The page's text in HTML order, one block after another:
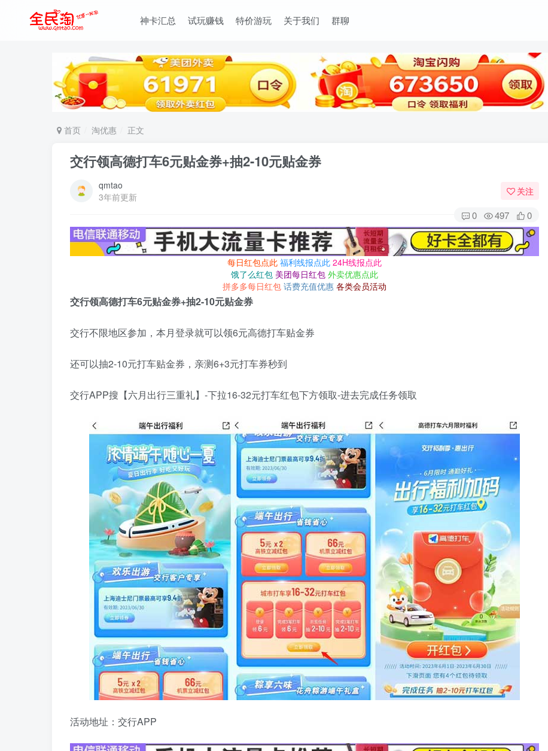
神卡汇总 试玩赚钱 特价游玩 关于我们 群聊
首页 淘优惠 正文
交行领高德打车6元贴金券+抽2-10元贴金券
qmtao
3年前更新
关注
0 497 0
每日红包点此 福利线报点此 24H线报点此
饿了么红包 美团每日红包 外卖优惠点此
拼多多每日红包 话费充值优惠 各类会员活动
交行领高德打车6元贴金券+抽2-10元贴金券
交行不限地区参加，本月登录就可以领6元高德打车贴金券
还可以抽2-10元打车贴金券，亲测6+3元打车券秒到
交行APP搜【六月出行三重礼】-下拉16-32元打车红包下方领取-进去完成任务领取
活动地址：交行APP